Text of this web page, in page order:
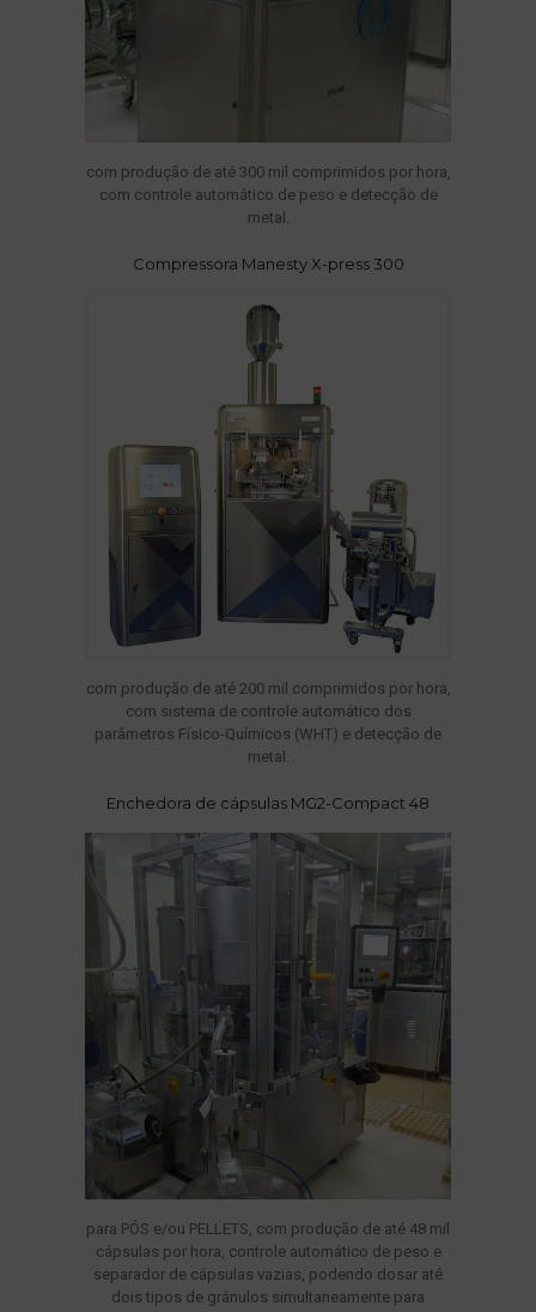
com produção de até 300 mil comprimidos por hora,
com controle automático de peso e detecção de
metal.
Compressora Manesty X-press 300
com produção de até 200 mil comprimidos por hora,
com sistema de controle automático dos
parâmetros Físico-Químicos (WHT) e detecção de
metal.
Enchedora de cápsulas MG2-Compact 48
para PÓS e/ou PELLETS, com produção de até 48 mil
cápsulas por hora, controle automático de peso e
separador de cápsulas vazias, podendo dosar até
dois tipos de grânulos simultaneamente para